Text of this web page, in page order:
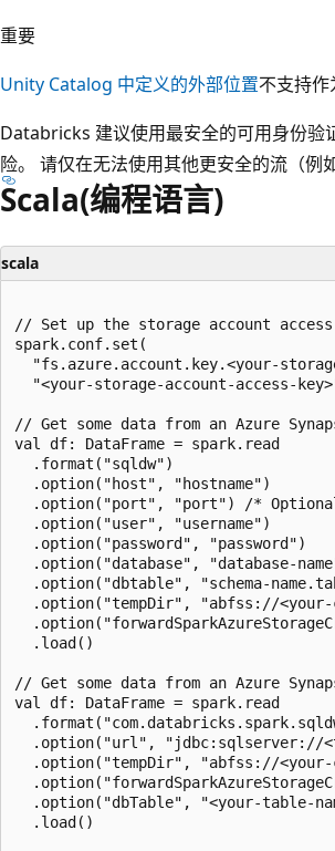
重要
Unity Catalog 中定义的外部位置不支持作
Databricks 建议使用最安全的可用身份验
险。 请仅在无法使用其他更安全的流（例
Scala(编程语言)
scala
// Set up the storage account
spark.conf.set(
"fs.azure.account.key.<your-
"<your-storage-account-access-
// Get some data from an Azure
val df: DataFrame = spark.read
  .format("sqldw")
  .option("host", "hostname")
.option("port", "port") /*
  .option("user", "username")
  .option("password", "password")
.option("database", "database-
.option("dbtable", "schema-
.option("tempDir", "abfss://
  .load()
// Get some data from an Azure
val df: DataFrame = spark.read
.option("url", "jdbc:sqlserver://
.option("tempDir", "abfss://
.option("dbTable", "<your-table-
  .load()